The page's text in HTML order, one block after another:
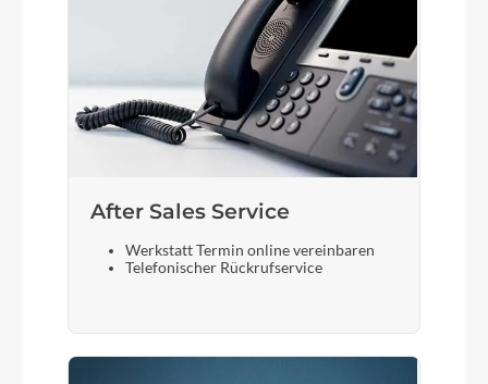
After Sales Service
Werkstatt Termin online vereinbaren
Telefonischer Rückrufservice